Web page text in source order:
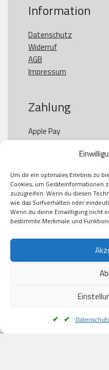
Um dir ein optimales Erlebnis zu
Cookies, um Geräteinformationen
zuzugreifen. Wenn du diesen
wie das Surfverhalten oder
Wenn du deine Einwilligung nicht
bestimmte Merkmale und
Information
Datenschutz
Widerruf
AGB
Impressum
Zahlung
Apple Pay
Paypal
Kauf auf Rechung
Klarna
American Express